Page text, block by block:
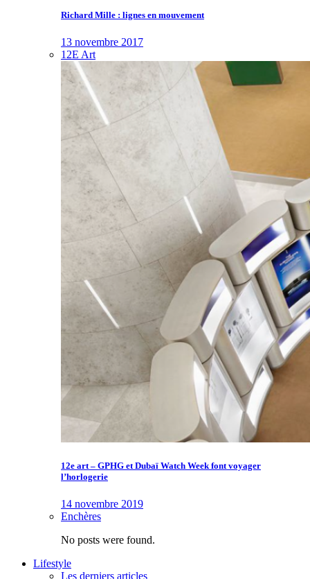
Richard Mille : lignes en mouvement
13 novembre 2017
12E Art
12e art – GPHG et Dubaï Watch Week font voyager
l’horlogerie
14 novembre 2019
Enchères
No posts were found.
Lifestyle
Les derniers articles